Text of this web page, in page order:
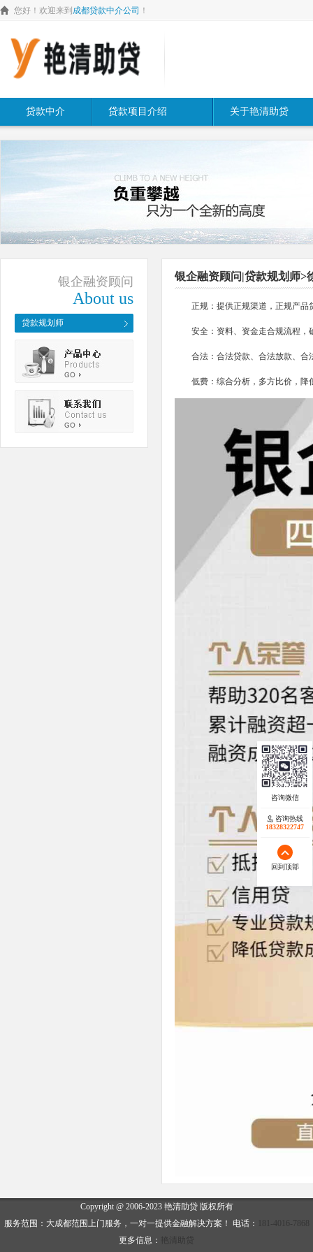
您好！欢迎来到 成都贷款中介公司 ！
贷款中介 贷款项目介绍 关于艳清助贷
银企融资顾问
About us
贷款规划师
银企融资顾问|贷款规划师>
正规：提供正规渠道，正规产品
安全：资料、资金走合规流程，
合法：合法贷款、合法放款、合
低费：综合分析，多方比价，降
Copyright @ 2006-2023 艳清助贷 版权所有
服务范围：大成都范围上门服务，一对一提供金融解决方案！ 电话：
181-4016-7868
更多信息：
艳清助贷
咨询热线
18328322747
回到顶部